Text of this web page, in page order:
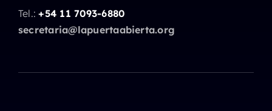
Tel.:+54 11 7093-6880
secretaria@lapuertaabierta.org